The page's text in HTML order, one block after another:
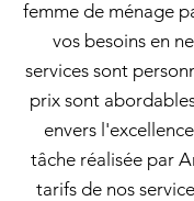
femme de ménage
vos besoins en
services sont
prix sont
envers
tâche réalisée par
tarifs de nos